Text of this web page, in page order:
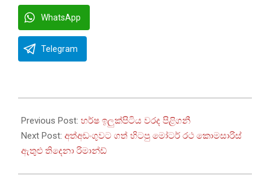
WhatsApp
Telegram
07-
01
Previous Post: හර්ෂ ඉලුක්පිටිය වරද පිළිගනී
Next Post: අත්අඩංගුවට ගත් හිටපු මෝටර් රථ කොමසාරිස්
ඇතුළු තිදෙනා රිමාන්ඩ්